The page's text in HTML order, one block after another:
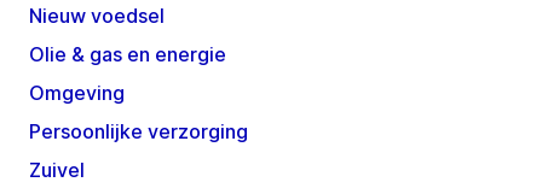
Nieuw voedsel
Olie & gas en energie
Omgeving
Persoonlijke verzorging
Zuivel